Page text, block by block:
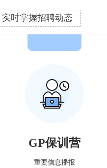
实时掌握招聘动态
GP保训营
重要信息播报